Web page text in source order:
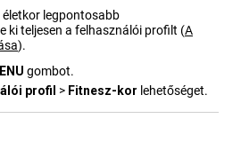
életkor legpontosabb
ki teljesen a felhasználói profilt (A
).
gombot.
profil > Fitnesz-kor lehetőséget.